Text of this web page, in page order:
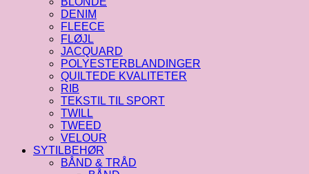
DENIM
FLEECE
FLØJL
JACQUARD
POLYESTERBLANDINGER
QUILTEDE KVALITETER
RIB
TEKSTIL TIL SPORT
TWILL
TWEED
VELOUR
SYTILBEHØR
BÅND & TRÅD